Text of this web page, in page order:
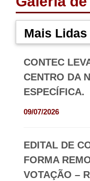
Mais Lidas
CONTEC
CENTRO DA
ESPECÍFICA.
09/07/2026
EDITAL DE
FORMA
VOTAÇÃO –